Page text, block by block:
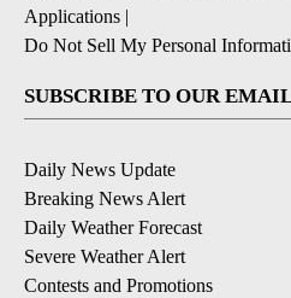
Applications |
Do Not Sell My Personal
SUBSCRIBE TO OUR
Daily News Update
Breaking News Alert
Daily Weather Forecast
Severe Weather Alert
Contests and Promotions